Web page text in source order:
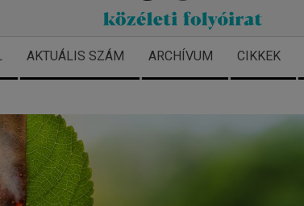
AKTUÁLIS SZÁM ARCHÍVUM CIKKEK